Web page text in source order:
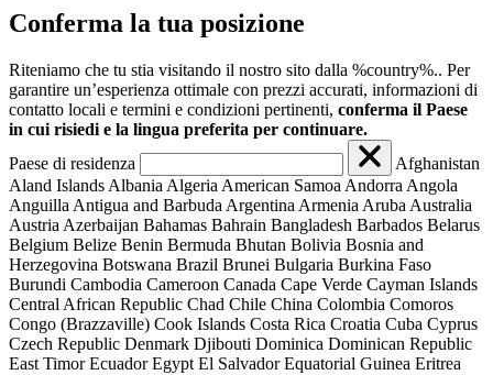
Conferma la tua posizione
Riteniamo che tu stia visitando il nostro sito dalla %country%.. Per
garantire un’esperienza ottimale con prezzi accurati, informazioni di
contatto locali e termini e condizioni pertinenti, conferma il Paese
in cui risiedi e la lingua preferita per continuare.
Paese di residenza
Afghanistan
Aland Islands Albania Algeria American Samoa Andorra Angola
Anguilla Antigua and Barbuda Argentina Armenia Aruba Australia
Austria Azerbaijan Bahamas Bahrain Bangladesh Barbados Belarus
Belgium Belize Benin Bermuda Bhutan Bolivia Bosnia and
Herzegovina Botswana Brazil Brunei Bulgaria Burkina Faso
Burundi Cambodia Cameroon Canada Cape Verde Cayman Islands
Central African Republic Chad Chile China Colombia Comoros
Congo (Brazzaville) Cook Islands Costa Rica Croatia Cuba Cyprus
Czech Republic Denmark Djibouti Dominica Dominican Republic
East TimorEcuadorEgypt El SalvadorEquatorial Guinea Eritrea